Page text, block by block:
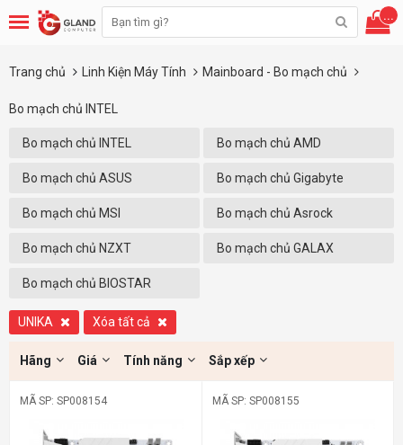
...
Trang chủ Linh Kiện Máy Tính Mainboard - Bo mạch chủ
Bo mạch chủ INTEL
Bo mạch chủ INTEL Bo mạch chủ AMD
Bo mạch chủ ASUS Bo mạch chủ Gigabyte
Bo mạch chủ MSI Bo mạch chủ Asrock
Bo mạch chủ NZXT Bo mạch chủ GALAX
Bo mạch chủ BIOSTAR
UNIKA Xóa tất cả
Hãng Giá Tính năng Sắp xếp
MÃ SP: SP008154 MÃ SP: SP008155